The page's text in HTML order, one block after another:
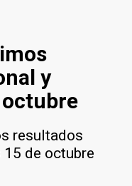
y
resultados
de octubre